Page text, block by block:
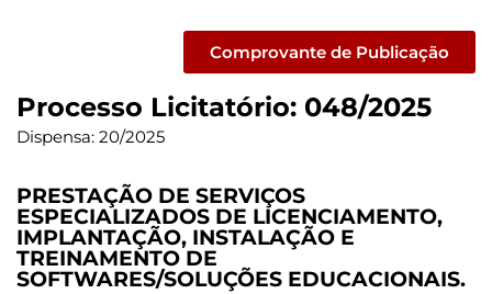
Comprovante de Publicação
Processo Licitatório: 048/2025
Dispensa: 20/2025
PRESTAÇÃO DE SERVIÇOS
ESPECIALIZADOS DE LICENCIAMENTO,
IMPLANTAÇÃO, INSTALAÇÃO E
TREINAMENTO DE
SOFTWARES/SOLUÇÕES EDUCACIONAIS.